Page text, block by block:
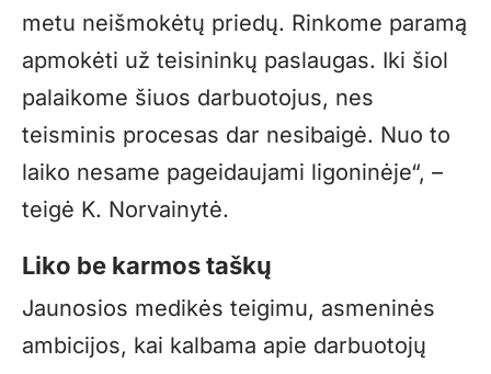
metu neišmokėtų priedų. Rinkome paramą
apmokėti už teisininkų paslaugas. Iki šiol
palaikome šiuos darbuotojus, nes
teisminis procesas dar nesibaigė. Nuo to
laiko nesame pageidaujami ligoninėje“, –
teigė K. Norvainytė.
Liko be karmos taškų
Jaunosios medikės teigimu, asmeninės
ambicijos, kai kalbama apie darbuotojų